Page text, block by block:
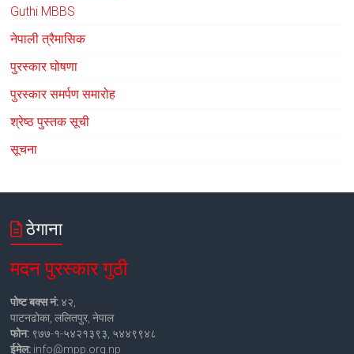
Guthi MBBS
नेपाली त्रैमासिक
पुरस्कार घोषणा
पुरस्कार समर्पण समारोह
श्रेष्ठ पुस्तक सूची
सूचना
ठेगाना
मदन पुरस्कार गुठी
पोष्ट बक्स नं: ४२,
पाटनढोका, ललितपुर, नेपाल
फोन: ९७७-१-५४२१३९३, ५४४९९४८
ईमेल: info@mpp.org.np